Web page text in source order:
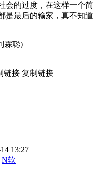
会的过度，在这样一个简
是最后的输家，真不知道
霖聪)
链接 复制链接
13:27
N软